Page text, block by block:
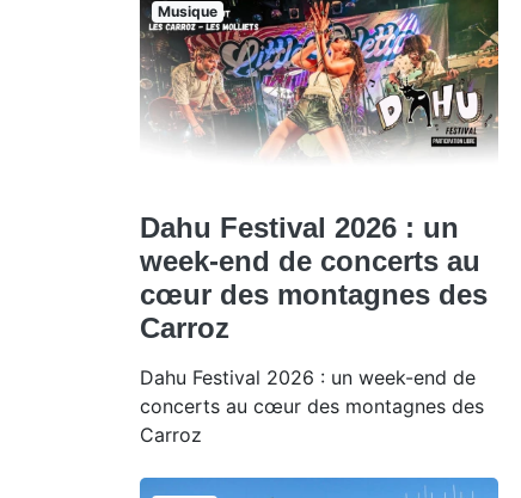
Musique
Dahu Festival 2026 : un
week-end de concerts au
cœur des montagnes des
Carroz
Dahu Festival 2026 : un week-end de
concerts au cœur des montagnes des
Carroz